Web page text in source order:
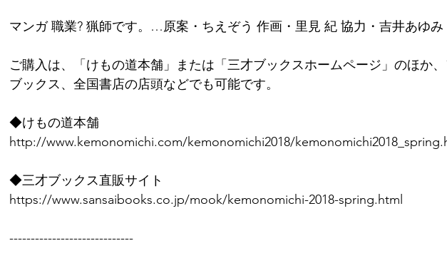
マンガ 職業? 猟師です。…原案・ちえぞう 作画・里見 紀 協力・吉井あゆみ
ご購入は、「けもの道本舗」または「三才ブックスホームページ」のほか
ブックス、全国書店の店頭などでも可能です。
◆けもの道本舗
http://www.kemonomichi.com/kemonomichi2018/
◆三才ブックス直販サイト
https://www.sansaibooks.co.jp/mook/kemonomichi-2018-spring.html
-----------------------------